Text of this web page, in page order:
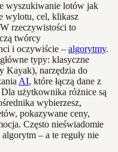
wyszukiwanie lotów jak
wylotu, cel, klikasz
rzeczywistości to
twórcy
i oczywiście – algorytmy.
typy: klasyczne
Kayak), narzędzia do
AI, które łączą dane z
użytkownika różnice są
wybierzesz,
pokazywane ceny,
Często nieświadomie
– a te reguły nie